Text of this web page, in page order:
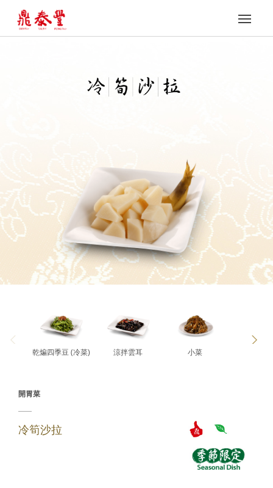
乾煸四季豆 (冷菜) 涼拌雲耳 小菜
開胃菜
冷筍沙拉